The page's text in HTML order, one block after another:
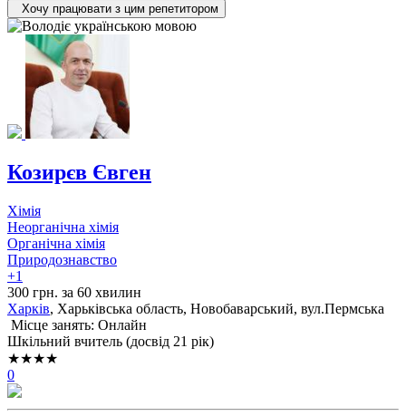
Хочу працювати з цим репетитором
Козирєв Євген
Хімія
Неорганічна хімія
Органічна хімія
Природознавство
+1
300 грн. за 60 хвилин
Харків, Харьківська область, Новобаварський, вул.Пермська
Місце занять: Онлайн
Шкільний вчитель (досвід 21 рік)
★★★★
0